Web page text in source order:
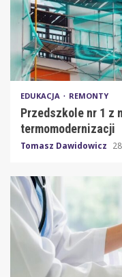
EDUKACJA REMONTY
Przedszkole nr 1 z
termomodernizacji
Tomasz Dawidowicz